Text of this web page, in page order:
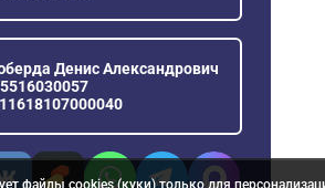
Денис Александрович
файлы cookies (куки) только для